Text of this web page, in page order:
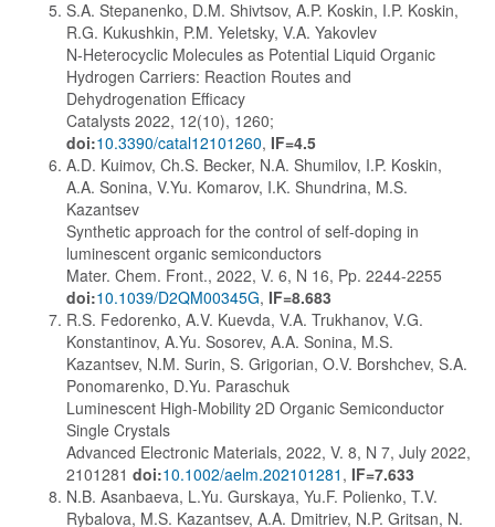
S.A. Stepanenko, D.M. Shivtsov, A.P. Koskin, I.P. Koskin,
R.G. Kukushkin, P.M. Yeletsky, V.A. Yakovlev
N-Heterocyclic Molecules as Potential Liquid Organic
Hydrogen Carriers: Reaction Routes and
Dehydrogenation Efficacy
Catalysts 2022, 12(10), 1260;
doi:10.3390/catal12101260, IF=4.5
A.D. Kuimov, Ch.S. Becker, N.A. Shumilov, I.P. Koskin,
A.A. Sonina, V.Yu. Komarov, I.K. Shundrina, M.S.
Kazantsev
Synthetic approach for the control of self-doping in
luminescent organic semiconductors
Mater. Chem. Front., 2022, V. 6, N 16, Pp. 2244-2255
doi:10.1039/D2QM00345G, IF=8.683
R.S. Fedorenko, A.V. Kuevda, V.A. Trukhanov, V.G.
Konstantinov, A.Yu. Sosorev, A.A. Sonina, M.S.
Kazantsev, N.M. Surin, S. Grigorian, O.V. Borshchev, S.A.
Ponomarenko, D.Yu. Paraschuk
Luminescent High-Mobility 2D Organic Semiconductor
Single Crystals
Advanced Electronic Materials, 2022, V. 8, N 7, July 2022,
2101281 doi:10.1002/aelm.202101281 , IF=7.633
N.B. Asanbaeva, L.Yu. Gurskaya, Yu.F. Polienko, T.V.
Rybalova, M.S. Kazantsev, A.A. Dmitriev, N.P. Gritsan, N.